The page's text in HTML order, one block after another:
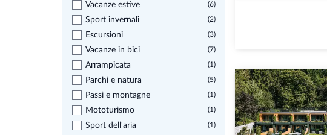
Vacanze estive (6)
Sport invernali (2)
Escursioni (3)
Vacanze in bici (7)
Arrampicata (1)
Parchi e natura (5)
Passi e montagne (1)
Mototurismo (1)
Sport dell'aria (1)